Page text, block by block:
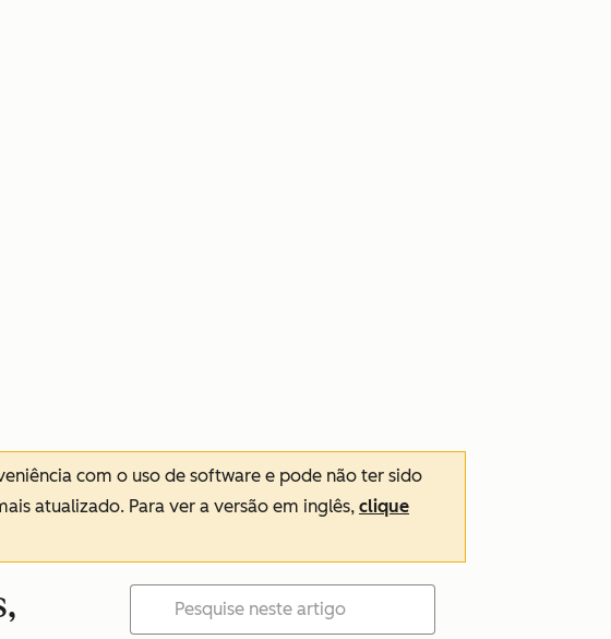
com o uso de software e pode não ter sido
atualizado. Para ver a versão em inglês, clique